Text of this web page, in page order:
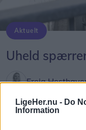
LigeHer.nu - Do
Information
Aktuelt
Uheld
Freja